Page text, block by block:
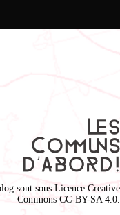
sont sous Licence Creative
Commons CC-BY-SA 4.0